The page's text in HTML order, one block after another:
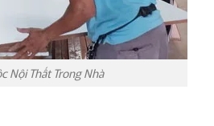
Nội Thất Trong Nhà